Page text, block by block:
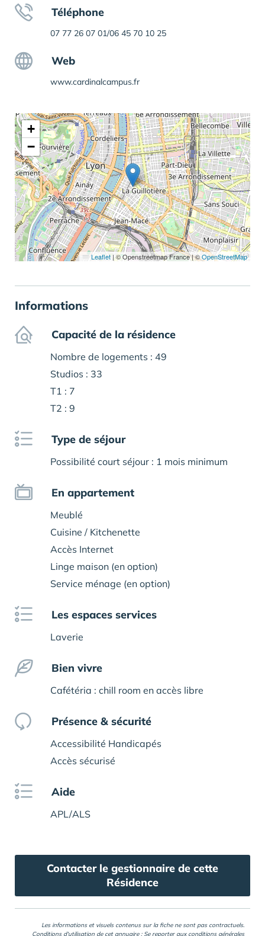
Téléphone
07 77 26 07 01/06 45 70 10 25
Web
www.cardinalcampus.fr
+
−
Leaflet |© Openstreetmap France | ©OpenStreetMap
Informations
Capacité de la résidence
Nombre de logements : 49
Studios : 33
T1 : 7
T2 : 9
Type de séjour
Possibilité court séjour : 1 mois minimum
En appartement
Meublé
Cuisine / Kitchenette
Accès Internet
Linge maison (en option)
Service ménage (en option)
Les espaces services
Laverie
Bien vivre
Cafétéria : chill room en accès libre
Présence & sécurité
Accessibilité Handicapés
Accès sécurisé
Aide
APL/ALS
Contacter le gestionnaire de cette
Résidence
Les informations et visuels contenus sur la fiche ne sont pas contractuels.
Conditions d'utilisation de cet annuaire : Se reporter aux conditions générales